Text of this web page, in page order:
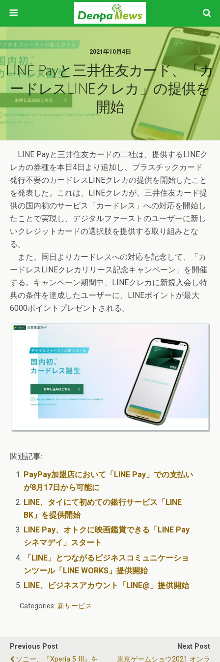
2021年10月4日
LINE Payと三井住友カード、「カ
ードレスLINEクレカ」の提供を
開始
LINE Payと三井住友カードの二社は、提供するLINEク
レカの券種を本日4日より追加し、プラスチックカード
発行不要のカードレスLINEクレカの提供を開始したこと
を発表した。これは、LINEクレカが、三井住友カード提
供の国内初のサービス「カードレス」への対応を開始し
たことで実現し、デジタルファーストのユーザーに新し
いクレジットカードの選択肢を提供する取り組みとな
る。
また、同日よりカードレスへの対応を記念して、「カ
ードレスLINEクレカリリース記念キャンペーン」を開催
する。キャンペーン期間中、LINEクレカに新規入会し特
典の条件を達成したユーザーに、LINEポイントが最大
6000ポイントプレゼントされる。
関連記事:
PayPay加盟店において「LINE Pay」での支払い
が8月17日から可能に
LINE、タイにて初めての銀行サービス「LINE
BK」を提供開始
LINE Pay、オトクに映画鑑賞できる「LINE Pay
シネマデイ」スタート
「LINE」とつながるビジネスコミュニケーショ
ンツール「LINE WORKS」提供開始
LINE、ビジネスアカウント「LINE@」提供開始
Categories: 新サービス
Previous Post
ソニー、『Xperia 5 III』を
Next Post
東京ゲームショウ2021 オンラ